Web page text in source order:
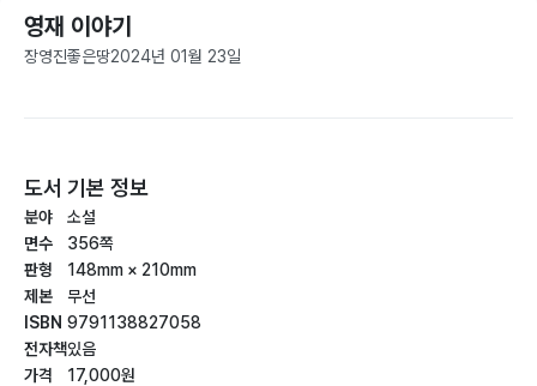
영재 이야기
장영진좋은땅2024년 01월 23일
도서 기본 정보
분야
면수
판형
제본
ISBN
전자책
가격
소설
356쪽
148mm × 210mm
무선
9791138827058
있음
17,000원